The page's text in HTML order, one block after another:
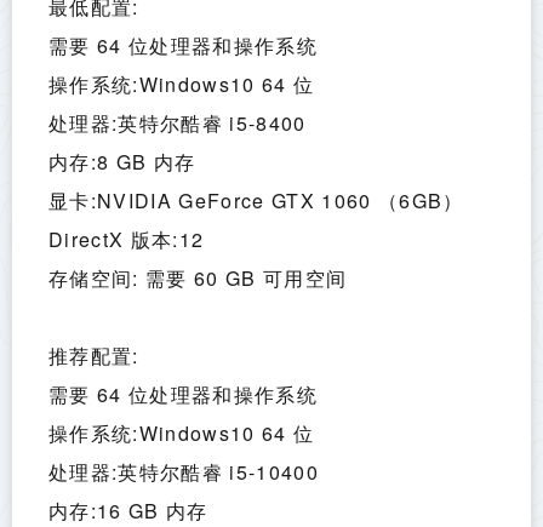
最低配置:
需要 64 位处理器和操作系统
操作系统:Windows10 64 位
处理器:英特尔酷睿 i5-8400
内存:8 GB 内存
显卡:NVIDIA GeForce GTX 1060 （6GB）
DirectX 版本:12
存储空间: 需要 60 GB 可用空间
推荐配置:
需要 64 位处理器和操作系统
操作系统:Windows10 64 位
处理器:英特尔酷睿 i5-10400
内存:16 GB 内存